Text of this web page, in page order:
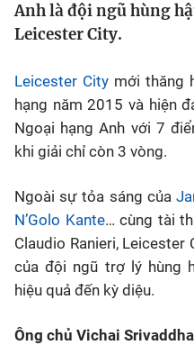
Chân dung
Bóng đá
Các môn khác
VIDEO
Bên lề
Anh là đội ngũ hùng
Leicester City.
Leicester City mới thăng
hạng năm 2015 và hiện
Ngoại hạng Anh với 7
khi giải chỉ còn 3 vòng.
Ngoài sự tỏa sáng của
N’Golo Kante… cùng tài
Claudio Ranieri,
của đội ngũ trợ lý hùng
hiệu quả đến kỳ diệu.
Ông chủ Vichai